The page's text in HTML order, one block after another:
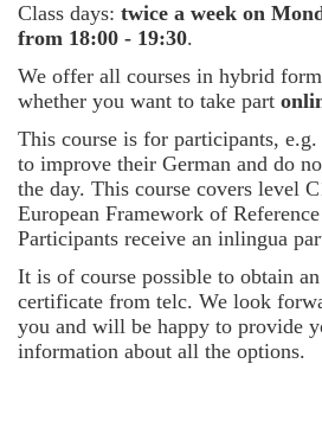
Class days: twice a week on
from 18:00 - 19:30.
We offer all courses in hybrid
whether you want to take part
This course is for participants,
to improve their German and do
the day. This course covers level
European Framework of
Participants receive an inlingua
It is of course possible to obtain
certificate from telc. We look
you and will be happy to provide
information about all the options.